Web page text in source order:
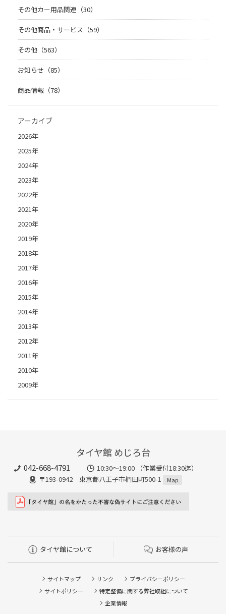
その他カー用品関連（30）
その他商品・サービス（59）
その他（563）
お知らせ（85）
商品情報（78）
アーカイブ
2026年
2025年
2024年
2023年
2022年
2021年
2020年
2019年
2018年
2017年
2016年
2015年
2014年
2013年
2012年
2011年
2010年
2009年
タイヤ館 めじろ台
042-668-4791
10:30～19:00 （作業受付18:30迄）
〒193-0942 東京都八王子市椚田町500-1
Map
タイヤ館について お客様の声
サイトマップ リンク
プライバシーポリシー
サイトポリシー
特定整備に関する弊社取組について
企業情報